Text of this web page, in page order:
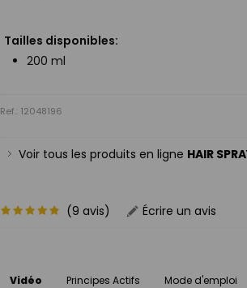
Tailles disponibles:
200 ml
Ref.: 12048196
Voir tous les produits en ligne HAIR
(9 avis) Écrire un avis
Vidéo Principes Actifs Mode d'emploi